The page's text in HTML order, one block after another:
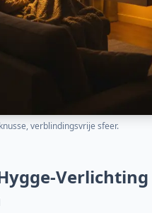
verblindingsvrije sfeer.
Verlichting